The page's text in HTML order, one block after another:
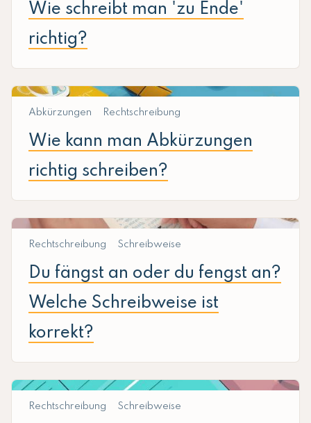
Wie schreibt man 'zu Ende'
richtig?
Abkürzungen Rechtschreibung
Wie kann man Abkürzungen
richtig schreiben?
Rechtschreibung Schreibweise
Du fängst an oder du fengst an?
Welche Schreibweise ist
korrekt?
Rechtschreibung Schreibweise